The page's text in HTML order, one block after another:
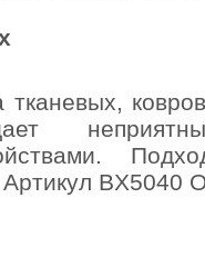
тканевых,
BX5040